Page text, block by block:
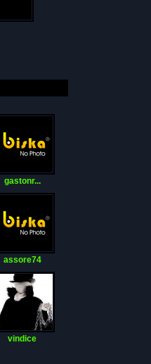
gastonr...
assore74
vindice